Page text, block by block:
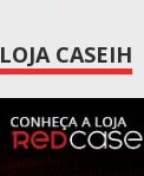
LOJA CASEIH